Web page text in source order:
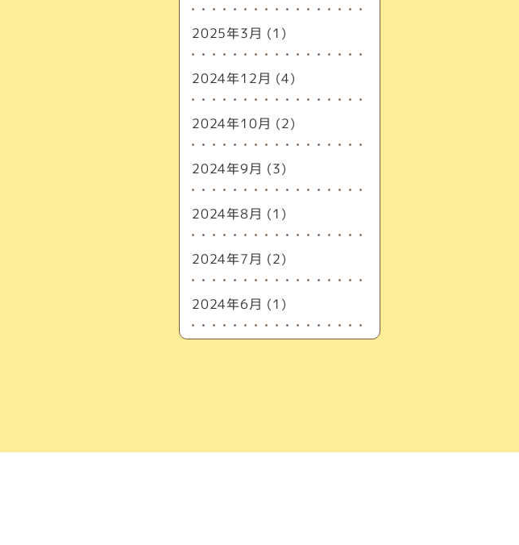
2025年3月 (1)
2024年12月 (4)
2024年10月 (2)
2024年9月 (3)
2024年8月 (1)
2024年7月 (2)
2024年6月 (1)